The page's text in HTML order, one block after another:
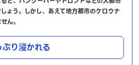
ょう。しかし、あえて地方都市のケロウナ
ん。
り浸かれる